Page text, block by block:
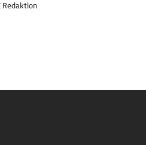
Redaktion